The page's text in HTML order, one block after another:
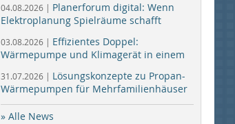
04.08.2026 | Planerforum digital: Wenn
Elektroplanung Spielräume schafft
03.08.2026 | Effizientes Doppel:
Wärmepumpe und Klimagerät in einem
31.07.2026 | Lösungskonzepte zu Propan-
Wärmepumpen für Mehrfamilienhäuser
» Alle News